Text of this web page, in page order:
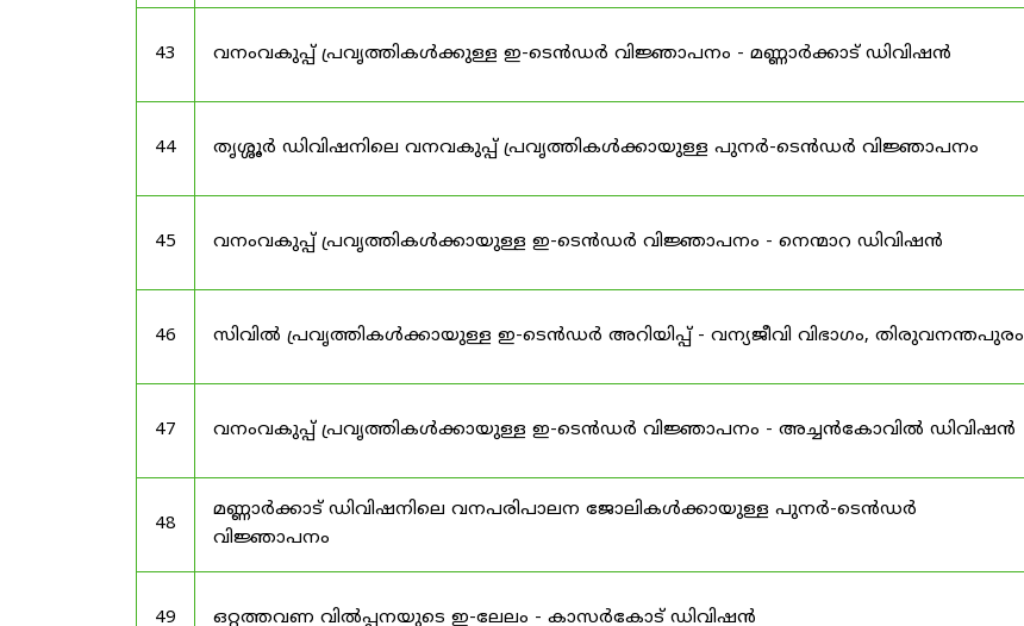
43 വനംവകുപ്പ് പ്രവൃത്തികൾക്കുള്ള ഇ-ടെൻഡർ വിജ്ഞാപനം - മണ്ണാർക്കാട് ഡിവിഷൻ
44 തൃശ്ശൂർ ഡിവിഷനിലെ വനവകുപ്പ് പ്രവൃത്തികൾക്കായുള്ള പുനർ-ടെൻഡർ വിജ്ഞാപനം
45 വനംവകുപ്പ് പ്രവൃത്തികൾക്കായുള്ള ഇ-ടെൻഡർ വിജ്ഞാപനം - നെന്മാറ ഡിവിഷൻ
46 സിവിൽ പ്രവൃത്തികൾക്കായുള്ള ഇ-ടെൻഡർ അറിയിപ്പ് - വന്യജീവി വിഭാഗം, തിരുവനന്തപുരം
47 വനംവകുപ്പ് പ്രവൃത്തികൾക്കായുള്ള ഇ-ടെൻഡർ വിജ്ഞാപനം - അച്ചൻകോവിൽ ഡിവിഷൻ
48
മണ്ണാർക്കാട് ഡിവിഷനിലെ വനപരിപാലന ജോലികൾക്കായുള്ള പുനർ-ടെൻഡർ
വിജ്ഞാപനം
49 ഒറ്റത്തവണ വിൽപ്പനയുടെ ഇ-ലേലം - കാസർകോട് ഡിവിഷൻ